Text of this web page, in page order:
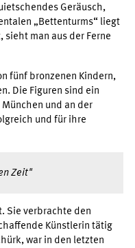
Geräusch,
„Bettenturms“ liegt
sieht man aus der Ferne
fünf bronzenen Kindern,
Die Figuren sind ein
und an der
und für ihre
Zeit"
Sie verbrachte den
Künstlerin tätig
war in den letzten